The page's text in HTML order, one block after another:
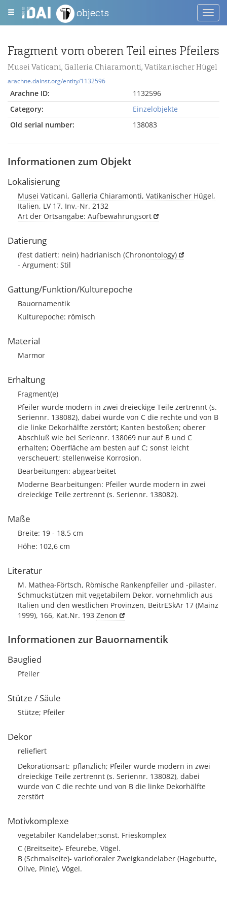
objects
Fragment vom oberen Teil eines Pfeilers
Musei Vaticani, Galleria Chiaramonti, Vatikanischer Hügel
arachne.dainst.org/entity/1132596
Arachne ID:
1132596
Category:
Einzelobjekte
Old serial number:
138083
Informationen zum Objekt
Lokalisierung
Musei Vaticani, Galleria Chiaramonti, Vatikanischer Hügel,
Italien, LV 17. Inv.-Nr. 2132
Art der Ortsangabe: Aufbewahrungsort
Datierung
(fest datiert: nein) hadrianisch (Chronontology)
- Argument: Stil
Gattung/Funktion/Kulturepoche
Bauornamentik
Kulturepoche: römisch
Material
Marmor
Erhaltung
Fragment(e)
Pfeiler wurde modern in zwei dreieckige Teile zertrennt (s.
Seriennr. 138082), dabei wurde von C die rechte und von B
die linke Dekorhälfte zerstört; Kanten bestoßen; oberer
Abschluß wie bei Seriennr. 138069 nur auf B und C
erhalten; Oberfläche am besten auf C; sonst leicht
verscheuert; stellenweise Korrosion.
Bearbeitungen: abgearbeitet
Moderne Bearbeitungen: Pfeiler wurde modern in zwei
dreieckige Teile zertrennt (s. Seriennr. 138082).
Maße
Breite: 19 - 18,5 cm
Höhe: 102,6 cm
Literatur
M. Mathea-Förtsch, Römische Rankenpfeiler und -pilaster.
Schmuckstützen mit vegetabilem Dekor, vornehmlich aus
Italien und den westlichen Provinzen, BeitrESkAr 17 (Mainz
1999), 166, Kat.Nr. 193 Zenon
Informationen zur Bauornamentik
Bauglied
Pfeiler
Stütze / Säule
Stütze; Pfeiler
Dekor
reliefiert
Dekorationsart pflanzlich; Pfeiler wurde modern in zwei
dreieckige Teile zertrennt (s. Seriennr. 138082), dabei
wurde von C die rechte und von B die linke Dekorhälfte
zerstört
Motivkomplexe
vegetabiler Kandelaber;sonst. Frieskomplex
C (Breitseite)- Efeurebe, Vögel.
B (Schmalseite)- variofloraler Zweigkandelaber (Hagebutte,
Olive, Pinie), Vögel.